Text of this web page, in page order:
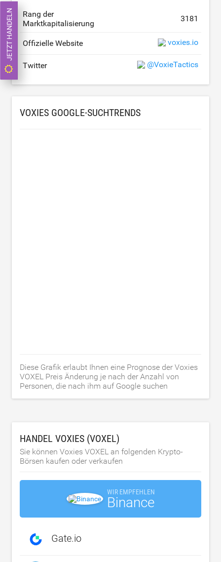
Rang der
Marktkapitalisierung
3181
Offizielle Website voxies.io
Twitter @VoxieTactics
VOXIES GOOGLE-SUCHTRENDS
Diese Grafik erlaubt Ihnen eine Prognose der Voxies
VOXEL Preis Änderung je nach der Anzahl von
Personen, die nach ihm auf Google suchen
HANDEL VOXIES (VOXEL)
Sie können Voxies VOXEL an folgenden Krypto-
Börsen kaufen oder verkaufen
WIR EMPFEHLEN
Binance
Gate.io
JETZT HANDELN